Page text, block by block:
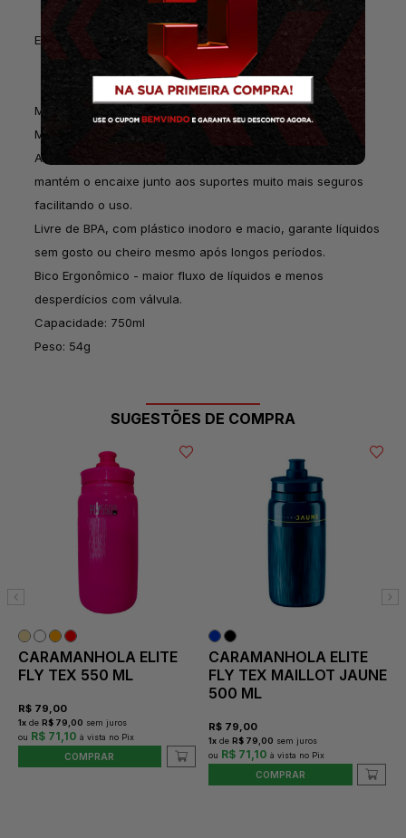
ESPECIFICAÇÕES:
Material: polipropileno
Modelo: Fly Tex 750ml
Alta qualidade em plástico tratado, macio e ergonômico,
mantém o encaixe junto aos suportes muito mais seguros
facilitando o uso.
Livre de BPA, com plástico inodoro e macio, garante líquidos
sem gosto ou cheiro mesmo após longos períodos.
Bico Ergonômico - maior fluxo de líquidos e menos
desperdícios com válvula.
Capacidade: 750ml
Peso: 54g
SUGESTÕES DE COMPRA
CARAMANHOLA ELITE
FLY TEX 550 ML
R$ 79,00
1x de R$ 79,00 sem juros
R$ 71,10
COMPRAR
CARAMANHOLA ELITE
FLY TEX MAILLOT JAUNE
500 ML
R$ 79,00
1x de R$ 79,00 sem juros
R$ 71,10
COMPRAR